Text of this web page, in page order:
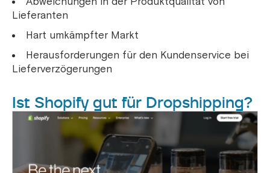
Lieferanten
Hart umkämpfter Markt
Herausforderungen für den Kundenservice bei
Lieferverzögerungen
Ist Shopify gut für Dropshipping?